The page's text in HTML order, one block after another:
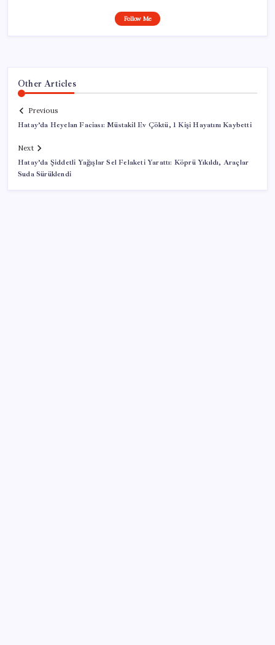
Follow Me
Other Articles
Previous
Hatay’da Heyelan Faciası: Müstakil Ev Çöktü, 1 Kişi Hayatını Kaybetti
Next
Hatay’da Şiddetli Yağışlar Sel Felaketi Yarattı: Köprü Yıkıldı, Araçlar
Suda Sürüklendi